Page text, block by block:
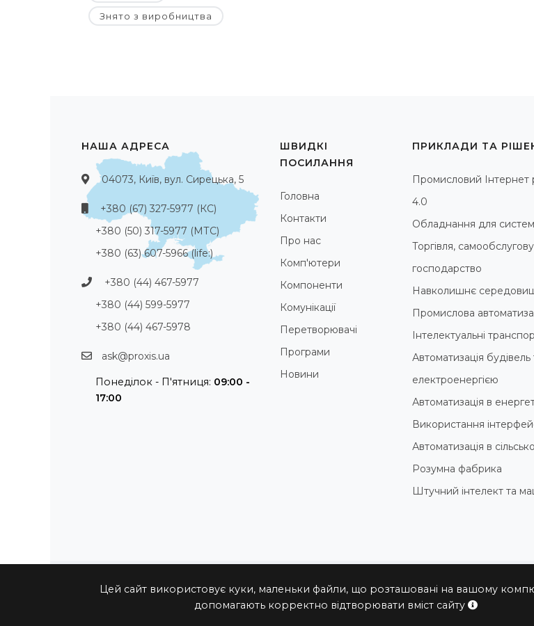
Знято з виробництва
Цей сайт використовує куки, маленьки файли, що розташовані на вашому
допомагають корректно відтворювати вміст сайту
НАША АДРЕСА
04073, Київ, вул. Сирецька, 5
+380 (67) 327-5977 (КС)
+380 (50) 317-5977 (МТС)
+380 (63) 607-5966 (life:)
+380 (44) 467-5977
+380 (44) 599-5977
+380 (44) 467-5978
ask@proxis.ua
Понеділок - П'ятниця: 09:00 -
17:00
ШВИДКІ
ПОСИЛАННЯ
Головна
Контакти
Про нас
Комп'ютери
Компоненти
Комунікації
Перетворювачі
Програми
Новини
ПРИКЛАДИ ТА
Промисловий Інтернет
4.0
Обладнання для
Торгівля,
господарство
Навколишнє
Промислова
Інтелектуальні
Автоматизація будівель
електроенергією
Автоматизація в
Використання
Автоматизація в
Розумна фабрика
Штучний інтелект та
© 2004 - 2026 ПРОКСИС™ - промислові